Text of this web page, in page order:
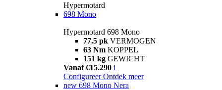
Hypermotard
698 Mono
Hypermotard 698 Mono
77.5 pk VERMOGEN
63 Nm KOPPEL
151 kg GEWICHT
Vanaf €15.290 i
Configureer Ontdek meer
new 698 Mono Nera